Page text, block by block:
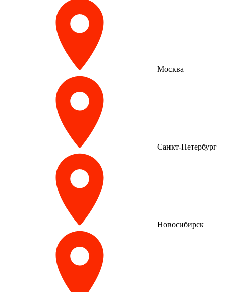
Москва
Санкт-Петербург
Новосибирск